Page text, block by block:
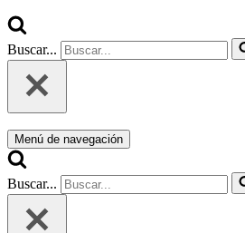
Buscar...
Menú de navegación
Buscar...